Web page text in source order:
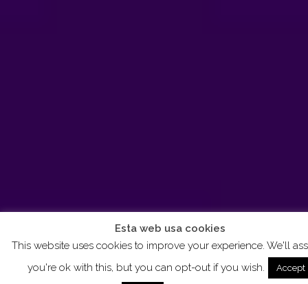
Esta web usa cookies
This website uses cookies to improve your experience. We'll
you're ok with this, but you can opt-out if you wish.
Accept